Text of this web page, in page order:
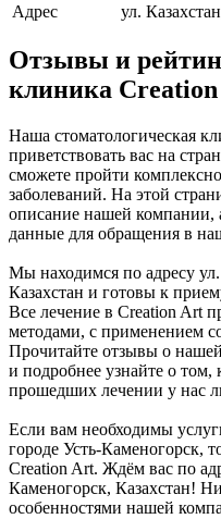
Адрес
ул.
Отзывы и
клиника
Наша стоматологическая
приветствовать вас на
сможете пройти
заболеваний. На этой
описание нашей компании,
данные для обращения в
Мы находимся по адресу
Казахстан и готовы к
Все лечение в Creation Art
методами, с применением
Прочитайте отзывы о
и подробнее узнайте о
прошедших лечении у нас
Если вам необходимы
городе Усть-Каменогорск,
Creation Art. Ждём вас по
Каменогорск, Казахстан!
особенностями нашей